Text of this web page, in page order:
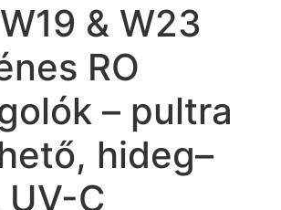
& W23
RO
– pultra
hideg–
C